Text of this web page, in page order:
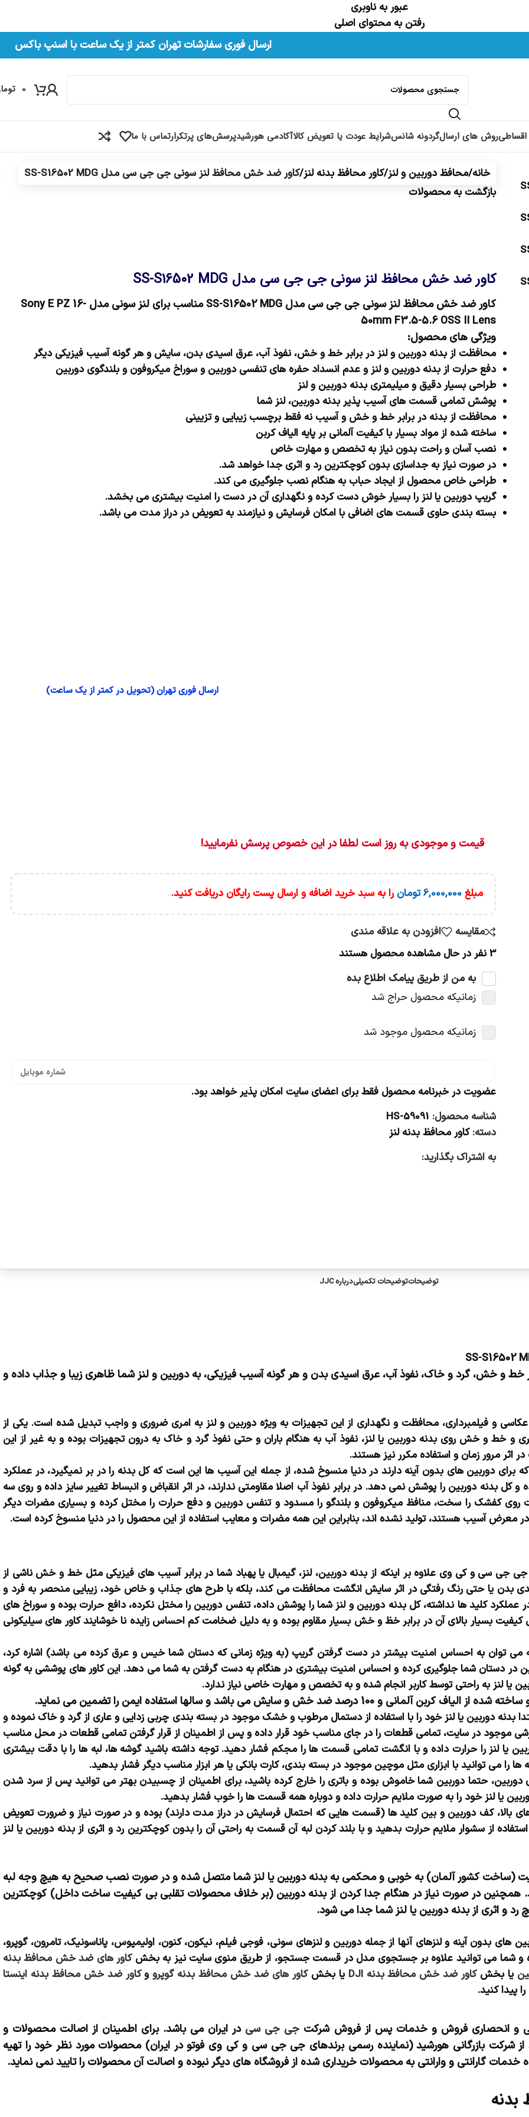
عبور به ناوبری
رفتن به محتوای اصلی
ارسال فوری سفارشات تهران کمتر از یک ساعت با اسنپ باکس
0
روش های ارسالگردونه شانسشرایط عودت یا تعویض کالاآکادمی هورشیدپرسش‌های پرتکرارتماس با ما
خانه/محافظ دوربین و لنز/کاور محافظ بدنه لنز/کاور ضد خش محافظ لنز سونی جی جی سی مدل SS-S16502 MDG
بازگشت به محصولات
کاور ضد خش محافظ لنز سونی جی جی سی مدل SS-S16502 MDG
کاور ضد خش محافظ لنز سونی جی جی سی مدل SS-S16502 MDG مناسب برای لنز سونی مدل S onyE PZ 16-
50mm F3.5-5.6 OSS II Lens
ویژگی های محصول:
محافظت از بدنه دوربین و لنز در برابر خط و خش، نفوذ آب، عرق اسیدی بدن، سایش و هر گونه آسیب فیزیکی دیگر
دفع حرارت از بدنه دوربین و لنز و عدم انسداد حفره های تنفسی دوربین و سوراخ میکروفون و بلندگوی دوربین
طراحی بسیار دقیق و میلیمتری بدنه دوربین و لنز
پوشش تمامی قسمت های آسیب پذیر بدنه دوربین، لنز شما
محافظت از بدنه در برابر خط و خش و آسیب نه فقط برچسب زیبایی و تزیینی
ساخته شده از مواد بسیار با کیفیت آلمانی بر پایه الیاف کربن
نصب آسان و راحت بدون نیاز به تخصص و مهارت خاص
در صورت نیاز به جداسازی بدون کوچکترین رد و اثری جدا خواهد شد.
طراحی خاص محصول از ایجاد حباب به هنگام نصب جلوگیری می کند.
گریپ دوربین یا لنز را بسیار خوش دست کرده و نگهداری آن در دست را امنیت بیشتری می بخشد.
بسته بندی حاوی قسمت های اضافی با امکان فرسایش و نیازمند به تعویض در دراز مدت می باشد.
ارسال فوری تهران (تحویل در کمتر از یک ساعت)
قیمت و موجودی به روز است لطفا در این خصوص پرسش نفرمایید!
مبلغ 6,000,000تومان را به سبد خرید اضافه و ارسال پست رایگان دریافت کنید.
مقایسه
افزودن به علاقه مندی
3نفر در حال مشاهده محصول هستند
به من از طریق پیامک اطلاع بده
زمانیکه محصول حراج شد
زمانیکه محصول موجود شد
عضویت در خبرنامه محصول فقط برای اعضای سایت امکان پذیر خواهد بود.
شناسه محصول: HS-59091
دسته: کاور محافظ بدنه لنز
به اشتراک بگذارید:
توضیحاتتوضیحات تکمیلیدرباره JJC
خط و خش، گرد و خاک، نفوذ آب، عرق اسیدی بدن و هر گونه آسیب فیزیکی، به دوربین و لنز شما ظاهری زیبا و جذاب داده و
و فیلمبرداری، محافظت و نگهداری از این تجهیزات به ویژه دوربین و لنز به امری ضروری و واجب تبدیل شده است. یکی از
و خط و خش روی بدنه دوربین یا لنز، نفوذ آب به هنگام باران و حتی نفوذ گرد و خاک به درون تجهیزات بوده و به غیر از این
اثر مرور زمان و استفاده مکرر نیز هستند.
برای دوربین های بدون آینه دارند در دنیا منسوخ شده، از جمله این آسیب ها این است که کل بدنه را در بر نمیگیرد، در عملکرد
و کل بدنه دوربین را پوشش نمی دهد. در برابر نفوذ آب اصلا مقاومتی ندارند، در اثر انقباض و انبساط تغییر سایز داده و روی سه
روی کفشک را سخت، منافظ میکروفون و بلندگو را مسدود و تنفس دوربین و دفع حرارت را مختل کرده و بسیاری مضرات دیگر
در معرض آسیب هستند، تولید نشده اند، بنابراین این همه مضرات و معایب استفاده از این محصول را در دنیا منسوخ کرده است.
جی سی و کی وی علاوه بر اینکه از بدنه دوربین، لنز، گیمبال یا پهباد شما در برابر آسیب های فیزیکی مثل خط و خش ناشی از
بدن یا حتی رنگ رفتگی در اثر سایش انگشت محافظت می کند، بلکه با طرح های جذاب و خاص خود، زیبایی منحصر به فرد و
کلید ها نداشته، کل بدنه دوربین و لنز شما را پوشش داده، تنفس دوربین را مختل نکرده، دافع حرارت بوده و سوراخ های
کیفیت بسیار بالای آن در برابر خظ و خش بسیار مقاوم بوده و به دلیل ضخامت کم احساس زایده نا خوشایند کاور های سیلیکونی
توان به احساس امنیت بیشتر در دست گرفتن گریپ (به ویژه زمانی که دستان شما خیس و عرق کرده می باشد) اشاره کرد،
دستان شما جلوگیری کرده و احساس امنیت بیشتری در هنگام به دست گرفتن به شما می دهد. این کاور های پوششی به گونه
لنز به راحتی توسط کاربر انجام شده و به تخصص و مهارت خاصی نیاز ندارد.
و سایش می باشد و سالها استفاده ایمن را تضمین می نماید.
دوربین یا لنز خود را با استفاده از دستمال مرطوب و خشک موجود در بسته بندی چربی زدایی و عاری از گرد و خاک نموده و
موجود در سایت، تمامی قطعات را در جای مناسب خود قرار داده و پس از اطمینان از قرار گرفتن تمامی قطعات در محل مناسب
یا لنز را حرارت داده و با انگشت تمامی قسمت ها را مجکم فشار دهید. توجه داشته باشید گوشه ها، لبه ها را با دقت بیشتری
می توانید با ابزاری مثل موچین موجود در بسته بندی، کارت بانکی یا هر ابزار مناسب دیگر فشار بدهید.
حتما دوربین شما خاموش بوده و باتری را خارج کرده باشید، برای اطمینان از چسبیدن بهتر می توانید پس از سرد شدن
یا لنز خود را به صورت ملایم حرارت داده و دوباره همه قسمت ها را خوب فشار بدهید.
کف دوربین و بین کلید ها (قسمت هایی که احتمال فرسایش در دراز مدت دارند) بوده و در صورت نیاز و ضرورت تعویض
از سشوار ملایم حرارت بدهید و با بلند کردن لبه آن قسمت به راحتی آن را بدون کوچکترین رد و اثری از بدنه دوربین یا لنز
(ساخت کشور آلمان) به خوبی و محکمی به بدنه دوربین یا لنز شما متصل شده و در صورت نصب صحیح به هیچ وجه لبه
در صورت نیاز در هنگام جدا کردن از بدنه دوربین (بر خلاف محصولات تقلبی بی کیفیت ساخت داخل) کوچکترین
و اثری از بدنه دوربین یا لنز شما جدا می شود.
بدون آینه و لنزهای آنها از جمله دوربین و لنزهای سونی، فوجی فیلم، نیکون، کنون، اولیمپوس، پاناسونیک، تامرون، گوپرو،
کاور های ضد خش محافظ بدنه
یا بخشکاور ضد خش محافظ بدنه DJI یا بخشکاور های ضد خش محافظ بدنه گوپرو وکاور ضد خش محافظ بدنه اینستا
پیدا کنید.
و انحصاری فروش و خدمات پس از فروش شرکت جی جی سی در ایران می باشد. برای اطمینان از اصالت محصولات و
شرکت بازرگانی هورشید (نماینده رسمی برندهای جی جی سی و کی وی فوتو در ایران) محصولات مورد نظر خود را تهیه
گارانتی و وارانتی به محصولات خریداری شده از فروشگاه های دیگر نبوده و اصالت آن محصولات را تایید نمی نماید.